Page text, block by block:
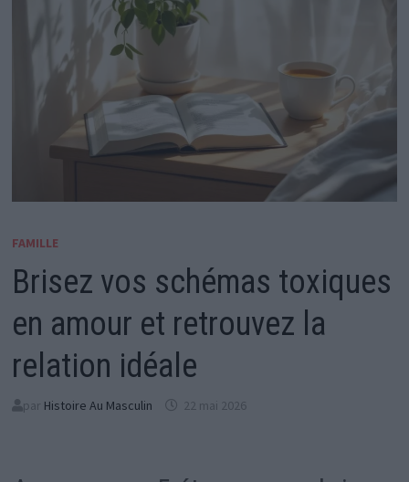
FAMILLE
Brisez vos schémas toxiques
en amour et retrouvez la
relation idéale
par Histoire Au Masculin 22 mai 2026